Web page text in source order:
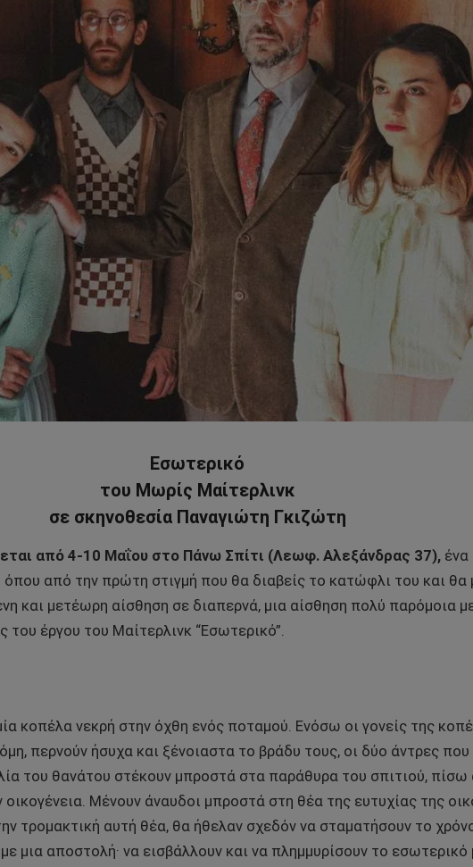
Εσωτερικό
του Μωρίς Μαίτερλινκ
σε σκηνοθεσία Παναγιώτη Γκιζώτη
από 4-10 Μαΐου στο Πάνω Σπίτι (Λεωφ. Αλεξάνδρας 37), ένα
όπου από την πρώτη στιγμή που θα διαβείς το κατώφλι του και θα
και μετέωρη αίσθηση σε διαπερνά, μια αίσθηση πολύ παρόμοια
έργου του Μαίτερλινκ “Εσωτερικό”.
κοπέλα νεκρή στην όχθη ενός ποταμού. Ενόσω οι γονείς της
περνούν ήσυχα και ξένοιαστα το βράδυ τους, οι δύο άντρες που
του θανάτου στέκουν μπροστά στα παράθυρα του σπιτιού, πίσω
οικογένεια. Μένουν άναυδοι μπροστά στη θέα της ευτυχίας της
τρομακτική αυτή θέα, θα ήθελαν σχεδόν να σταματήσουν το
μια αποστολή· να εισβάλλουν και να πλημμυρίσουν το εσωτερικό